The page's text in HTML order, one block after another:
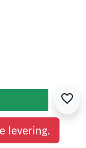
favorite_border
levering.